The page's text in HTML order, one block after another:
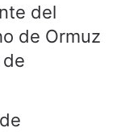
del
de Ormuz